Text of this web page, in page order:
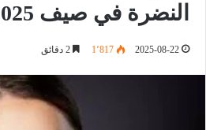
النضرة في صيف 2025
2025-08-22 1٬817